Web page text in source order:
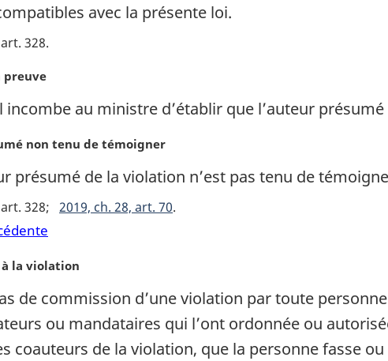
avec la présente loi.
328
preuve
incombe au ministre d’établir que l’auteur
non tenu de témoigner
présumé de la violation n’est pas tenu de
328 2019, ch. 28, art. 70
la violation
de commission d’une violation par toute
ou mandataires qui l’ont ordonnée ou
coauteurs de la violation, que la personne fasse